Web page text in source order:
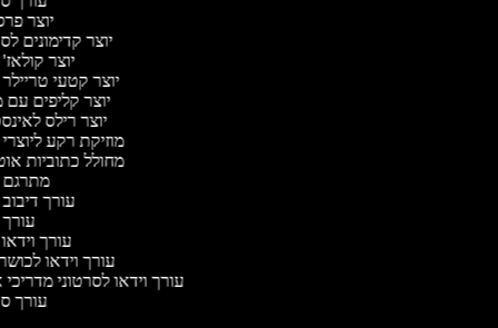
יוצר
יוצר קדימונים
יוצר
יוצר קטעי
יוצר קליפים
יוצר רילס
מוזיקת רקע
מחולל כתוביות
עורך
עורך
עורך וידאו
עורך וידאו לסרטוני
עורך